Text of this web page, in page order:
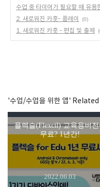
수업 중 타이머가 필요할 때 유용
2. 새로워진 카훗- 플레이 (0)
1. 새로워진 카훗 - 편집 및 출제
'수업/수업을 위한 앱'
플렉슬(Flexcil) 교육용버전
무료? 1년간!
2022.06.03